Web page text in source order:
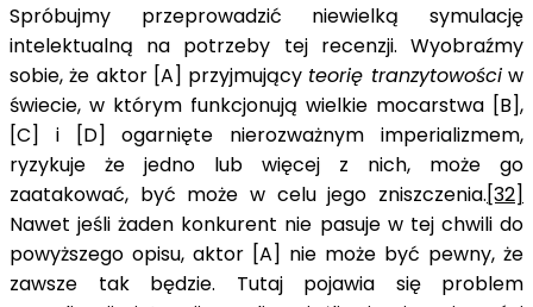
Spróbujmy przeprowadzić niewielką symulację
intelektualną na potrzeby tej recenzji. Wyobraźmy
sobie, że aktor [A] przyjmujący teorię tranzytowościw
świecie, w którym funkcjonują wielkie mocarstwa [B],
[C] i [D] ogarnięte nierozważnym imperializmem,
ryzykuje że jedno lub więcej z nich, może go
zaatakować, być może w celu jego zniszczenia.[32]
Nawet jeśli żaden konkurent nie pasuje w tej chwili do
powyższego opisu, aktor [A] nie może być pewny, że
zawsze tak będzie. Tutaj pojawia się problem